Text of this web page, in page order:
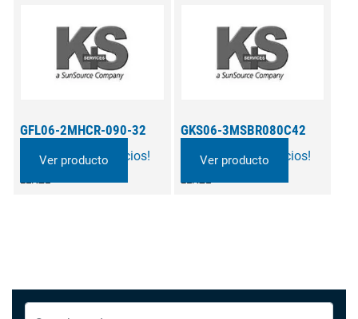
GFL06-2MHCR-090-32
¡Llame para precios!
LENZE
Ver producto
GKS06-3MSBR080C42
¡Llame para precios!
LENZE
Ver producto